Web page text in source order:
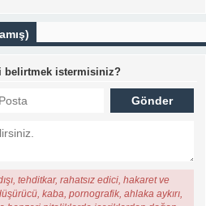
belirtmek istermisiniz?
tehditkar, rahatsız edici, hakaret ve
kaba, pornografik, ahlaka aykırı,